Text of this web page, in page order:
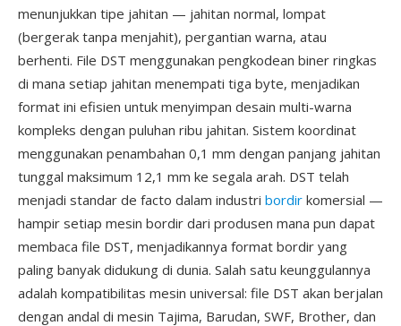
menunjukkan tipe jahitan — jahitan normal, lompat
(bergerak tanpa menjahit), pergantian warna, atau
berhenti. File DST menggunakan pengkodean biner ringkas
di mana setiap jahitan menempati tiga byte, menjadikan
format ini efisien untuk menyimpan desain multi-warna
kompleks dengan puluhan ribu jahitan. Sistem koordinat
menggunakan penambahan 0,1 mm dengan panjang jahitan
tunggal maksimum 12,1 mm ke segala arah. DST telah
menjadi standar de facto dalam industri bordir komersial —
hampir setiap mesin bordir dari produsen mana pun dapat
membaca file DST, menjadikannya format bordir yang
paling banyak didukung di dunia. Salah satu keunggulannya
adalah kompatibilitas mesin universal: file DST akan berjalan
dengan andal di mesin Tajima, Barudan, SWF, Brother, dan